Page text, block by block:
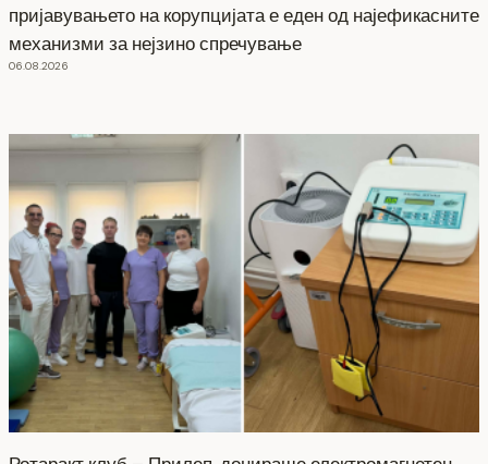
пријавувањето на корупцијата е еден од најефикасните
механизми за нејзино спречување
06.08.2026